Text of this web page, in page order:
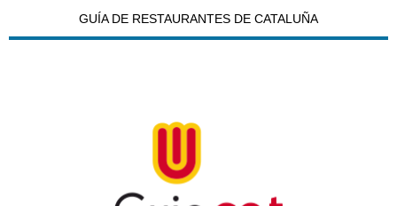
GUÍA DE RESTAURANTES DE CATALUÑA